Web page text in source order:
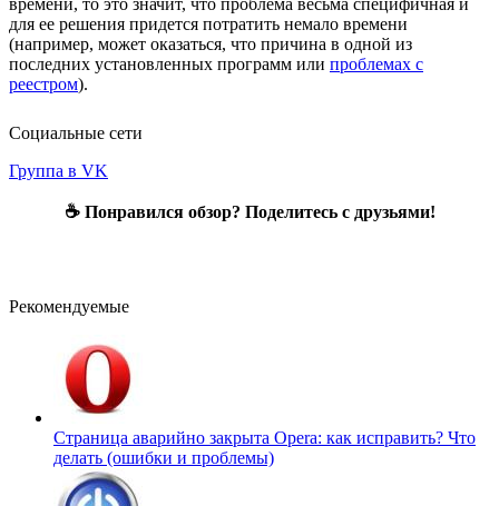
для ее решения придется потратить немало времени
(например, может оказаться, что причина в одной из
последних установленных программ или проблемах с
реестром).
Социальные сети
Группа в VK
☕ Понравился обзор? Поделитесь с друзьями!
Рекомендуемые
Страница аварийно закрыта Opera: как исправить? Что
делать (ошибки и проблемы)